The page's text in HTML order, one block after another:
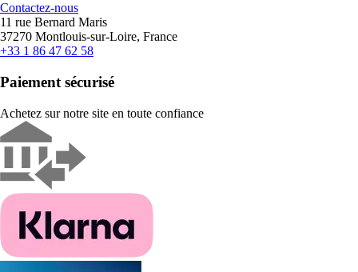
Contactez-nous
11 rue Bernard Maris
37270 Montlouis-sur-Loire, France
+33 1 86 47 62 58
Paiement sécurisé
Achetez sur notre site en toute confiance